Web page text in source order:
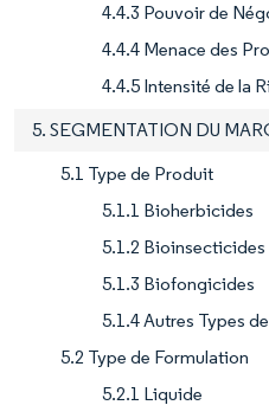
4.4.3 Pouvoir de
4.4.4 Menace des
4.4.5 Intensité de la
5. SEGMENTATION DU
5.1 Type de Produit
5.1.1 Bioherbicides
5.1.2 Bioinsecticides
5.1.3 Biofongicides
5.1.4 Autres Types
5.2 Type de Formulation
5.2.1 Liquide